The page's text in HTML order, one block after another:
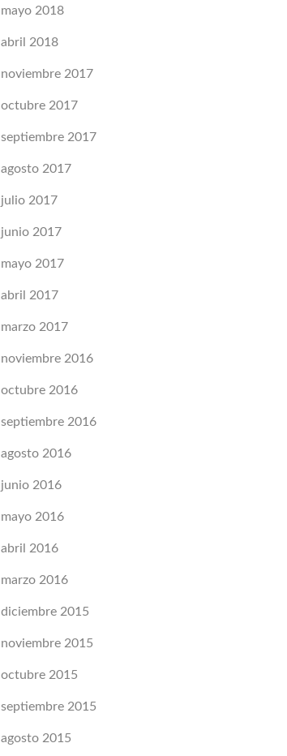
mayo 2018
abril 2018
noviembre 2017
octubre 2017
septiembre 2017
agosto 2017
julio 2017
junio 2017
mayo 2017
abril 2017
marzo 2017
noviembre 2016
octubre 2016
septiembre 2016
agosto 2016
junio 2016
mayo 2016
abril 2016
marzo 2016
diciembre 2015
noviembre 2015
octubre 2015
septiembre 2015
agosto 2015